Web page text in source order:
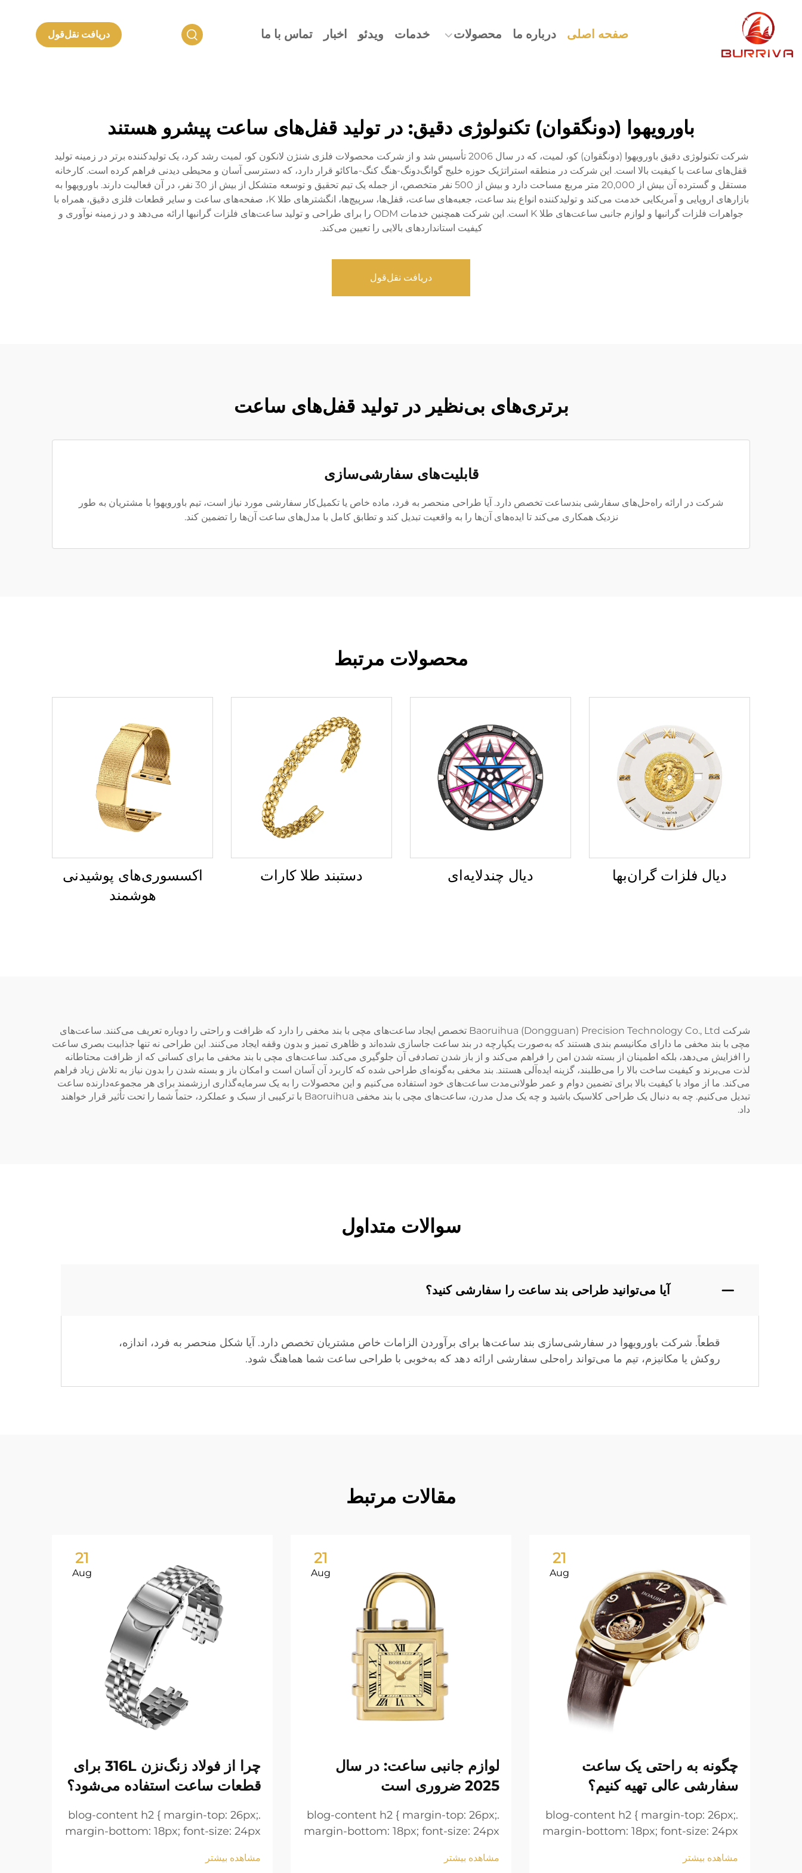
صفحه اصلی درباره ما محصولات خدمات ویدئو اخبار تماس با ما دریافت نقل‌قول
باورویهوا (دونگقوان) تکنولوژی دقیق: در تولید قفل‌های ساعت پیشرو هستند
شرکت تکنولوژی دقیق باورویهوا (دونگقوان) کو، لمیت، که در سال 2006 تأسیس شد و از شرکت محصولات فلزی شنژن لانکون کو، لمیت رشد کرد، یک تولیدکننده برتر در زمینه تولید
قفل‌های ساعت با کیفیت بالا است. این شرکت در منطقه استراتژیک حوزه خلیج گوانگ‌دونگ-هنگ کنگ-ماکائو قرار دارد، که دسترسی آسان و محیطی دیدنی فراهم کرده است. کارخانه
مستقل و گسترده آن بیش از 20,000 متر مربع مساحت دارد و بیش از 500 نفر متخصص، از جمله یک تیم تحقیق و توسعه متشکل از بیش از 30 نفر، در آن فعالیت دارند. باورویهوا به
بازارهای اروپایی و آمریکایی خدمت می‌کند و تولیدکننده انواع بند ساعت، جعبه‌های ساعت، قفل‌ها، سرپیچ‌ها، انگشترهای طلا K، صفحه‌های ساعت و سایر قطعات فلزی دقیق، همراه با
جواهرات فلزات گرانبها و لوازم جانبی ساعت‌های طلا K است. این شرکت همچنین خدمات ODM را برای طراحی و تولید ساعت‌های فلزات گرانبها ارائه می‌دهد و در زمینه نوآوری و
کیفیت استانداردهای بالایی را تعیین می‌کند.
دریافت نقل‌قول
برتری‌های بی‌نظیر در تولید قفل‌های ساعت
قابلیت‌های سفارشی‌سازی
شرکت در ارائه راه‌حل‌های سفارشی بندساعت تخصص دارد. آیا طراحی منحصر به فرد، ماده خاص یا تکمیل‌کار سفارشی مورد نیاز است، تیم باورویهوا با مشتریان به طور
نزدیک همکاری می‌کند تا ایده‌های آن‌ها را به واقعیت تبدیل کند و تطابق کامل با مدل‌های ساعت آن‌ها را تضمین کند.
محصولات مرتبط
دیال فلزات گران‌بها دیال چندلایه‌ای دستبند طلا کارات
اکسسوری‌های پوشیدنی
هوشمند
شرکت Baoruihua (Dongguan) Precision Technology Co., Ltd تخصص ایجاد ساعت‌های مچی با بند مخفی را دارد که ظرافت و راحتی را دوباره تعریف می‌کنند. ساعت‌های
مچی با بند مخفی ما دارای مکانیسم بندی هستند که به‌صورت یکپارچه در بند ساعت جاسازی شده‌اند و ظاهری تمیز و بدون وقفه ایجاد می‌کنند. این طراحی نه تنها جذابیت بصری ساعت
را افزایش می‌دهد، بلکه اطمینان از بسته شدن امن را فراهم می‌کند و از باز شدن تصادفی آن جلوگیری می‌کند. ساعت‌های مچی با بند مخفی ما برای کسانی که از ظرافت محتاطانه
لذت می‌برند و کیفیت ساخت بالا را می‌طلبند، گزینه ایده‌آلی هستند. بند مخفی به‌گونه‌ای طراحی شده که کاربرد آن آسان است و امکان باز و بسته شدن را بدون نیاز به تلاش زیاد فراهم
می‌کند. ما از مواد با کیفیت بالا برای تضمین دوام و عمر طولانی‌مدت ساعت‌های خود استفاده می‌کنیم و این محصولات را به یک سرمایه‌گذاری ارزشمند برای هر مجموعه‌دارنده ساعت
تبدیل می‌کنیم. چه به دنبال یک طراحی کلاسیک باشید و چه یک مدل مدرن، ساعت‌های مچی با بند مخفی Baoruihua با ترکیبی از سبک و عملکرد، حتماً شما را تحت تأثیر قرار خواهند
داد.
سوالات متداول
آیا می‌توانید طراحی بند ساعت را سفارشی کنید؟
قطعاً. شرکت باورویهوا در سفارشی‌سازی بند ساعت‌ها برای برآوردن الزامات خاص مشتریان تخصص دارد. آیا شکل منحصر به فرد، اندازه،
روکش یا مکانیزم، تیم ما می‌تواند راه‌حلی سفارشی ارائه دهد که به‌خوبی با طراحی ساعت شما هماهنگ شود.
مقالات مرتبط
21
Aug
چگونه به راحتی یک ساعت
سفارشی عالی تهیه کنیم؟
.blog-content h2 { margin-top: 26px;
margin-bottom: 18px; font-size: 24px
height: normal; } .blog-content h3 {
مشاهده بیشتر
21
Aug
لوازم جانبی ساعت: در سال
2025 ضروری است
.blog-content h2 { margin-top: 26px;
margin-bottom: 18px; font-size: 24px
height: normal; } .blog-content h3 {
مشاهده بیشتر
21
Aug
چرا از فولاد زنگ‌نزن 316L برای
قطعات ساعت استفاده می‌شود؟
.blog-content h2 { margin-top: 26px;
margin-bottom: 18px; font-size: 24px
height: normal; } .blog-content h3 {
مشاهده بیشتر